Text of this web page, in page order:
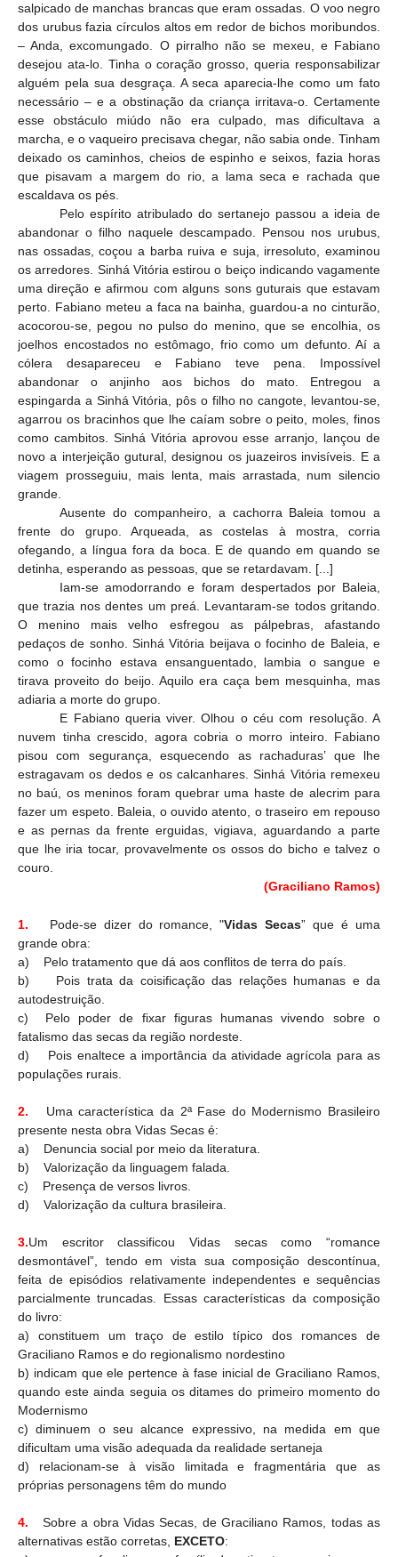
salpicado de manchas brancas que eram ossadas. O voo negro
dos urubus fazia círculos altos em redor de bichos moribundos.
– Anda, excomungado. O pirralho não se mexeu, e Fabiano
desejou ata-lo. Tinha o coração grosso, queria responsabilizar
alguém pela sua desgraça. A seca aparecia-lhe como um fato
necessário – e a obstinação da criança irritava-o. Certamente
esse obstáculo miúdo não era culpado, mas dificultava a
marcha, e o vaqueiro precisava chegar, não sabia onde. Tinham
deixado os caminhos, cheios de espinho e seixos, fazia horas
que pisavam a margem do rio, a lama seca e rachada que
escaldava os pés.
Pelo espírito atribulado do sertanejo passou a ideia de
abandonar o filho naquele descampado. Pensou nos urubus,
nas ossadas, coçou a barba ruiva e suja, irresoluto, examinou
os arredores. Sinhá Vitória estirou o beiço indicando vagamente
uma direção e afirmou com alguns sons guturais que estavam
perto. Fabiano meteu a faca na bainha, guardou-a no cinturão,
acocorou-se, pegou no pulso do menino, que se encolhia, os
joelhos encostados no estômago, frio como um defunto. Aí a
cólera desapareceu e Fabiano teve pena. Impossível
abandonar o anjinho aos bichos do mato. Entregou a
espingarda a Sinhá Vitória, pôs o filho no cangote, levantou-se,
agarrou os bracinhos que lhe caíam sobre o peito, moles, finos
como cambitos. Sinhá Vitória aprovou esse arranjo, lançou de
novo a interjeição gutural, designou os juazeiros invisíveis. E a
viagem prosseguiu, mais lenta, mais arrastada, num silencio
grande.
Ausente do companheiro, a cachorra Baleia tomou a
frente do grupo. Arqueada, as costelas à mostra, corria
ofegando, a língua fora da boca. E de quando em quando se
detinha, esperando as pessoas, que se retardavam. [...]
Iam-se amodorrando e foram despertados por Baleia,
que trazia nos dentes um preá. Levantaram-se todos gritando.
O menino mais velho esfregou as pálpebras, afastando
pedaços de sonho. Sinhá Vitória beijava o focinho de Baleia, e
como o focinho estava ensanguentado, lambia o sangue e
tirava proveito do beijo. Aquilo era caça bem mesquinha, mas
adiaria a morte do grupo.
E Fabiano queria viver. Olhou o céu com resolução. A
nuvem tinha crescido, agora cobria o morro inteiro. Fabiano
pisou com segurança, esquecendo as rachaduras’ que lhe
estragavam os dedos e os calcanhares. Sinhá Vitória remexeu
no baú, os meninos foram quebrar uma haste de alecrim para
fazer um espeto. Baleia, o ouvido atento, o traseiro em repouso
e as pernas da frente erguidas, vigiava, aguardando a parte
que lhe iria tocar, provavelmente os ossos do bicho e talvez o
couro.
(Graciliano Ramos)
1. Pode-se dizer do romance, "Vidas Secas” que é uma
grande obra:
a)
Pelo tratamento que dá aos conflitos de terra do país.
b)
Pois trata da coisificação das relações humanas e da
autodestruição.
c)
Pelo poder de fixar figuras humanas vivendo sobre o
fatalismo das secas da região nordeste.
d)
Pois enaltece a importância da atividade agrícola para as
populações rurais.
2.
Uma característica da 2ª Fase do Modernismo Brasileiro
presente nesta obra Vidas Secas é:
a)
Denuncia social por meio da literatura.
b)
Valorização da linguagem falada.
c)
Presença de versos livros.
d)
Valorização da cultura brasileira.
3.Um escritor classificou Vidas secas como “romance
desmontável”, tendo em vista sua composição descontínua,
feita de episódios relativamente independentes e sequências
parcialmente truncadas. Essas características da composição
do livro:
a) constituem um traço de estilo típico dos romances de
Graciliano Ramos e do regionalismo nordestino
b) indicam que ele pertence à fase inicial de Graciliano Ramos,
quando este ainda seguia os ditames do primeiro momento do
Modernismo
c) diminuem o seu alcance expressivo, na medida em que
dificultam uma visão adequada da realidade sertaneja
d) relacionam-se à visão limitada e fragmentária que as
próprias personagens têm do mundo
4.
Sobre a obra Vidas Secas, de Graciliano Ramos, todas as
alternativas estão corretas, EXCETO: